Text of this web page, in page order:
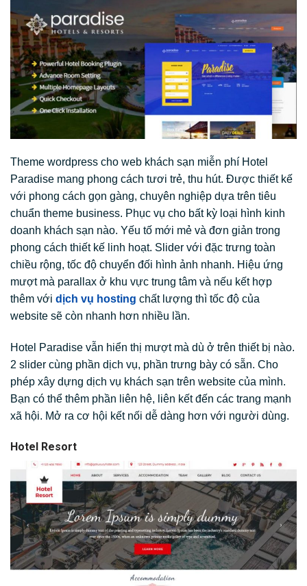
Theme wordpress cho web khách sạn miễn phí Hotel
Paradise mang phong cách tươi trẻ, thu hút. Được thiết kế
với phong cách gọn gàng, chuyên nghiệp dựa trên tiêu
chuẩn theme business. Phục vụ cho bất kỳ loại hình kinh
doanh khách sạn nào. Yếu tố mới mẻ và đơn giản trong
phong cách thiết kế linh hoạt. Slider với đặc trưng toàn
chiều rộng, tốc độ chuyển đối hình ảnh nhanh. Hiệu ứng
mượt mà parallax ở khu vực trung tâm và nếu kết hợp
thêm với dịch vụ hosting chất lượng thì tốc độ của
website sẽ còn nhanh hơn nhiều lần.
Hotel Paradise vẫn hiển thị mượt mà dù ở trên thiết bị nào.
2 slider cùng phần dịch vụ, phần trưng bày có sẵn. Cho
phép xây dựng dịch vụ khách sạn trên website của mình.
Bạn có thể thêm phần liên hệ, liên kết đến các trang mạnh
xã hội. Mở ra cơ hội kết nối dễ dàng hơn với người dùng.
Hotel Resort